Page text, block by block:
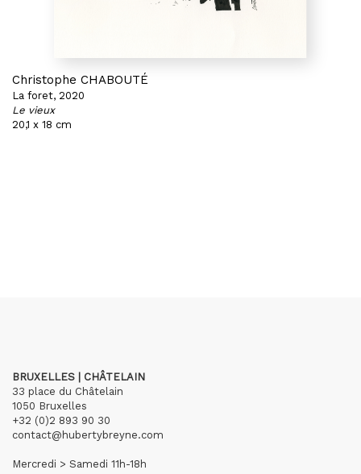
Christophe CHABOUTÉ
La foret, 2020
Le vieux
20,1 x 18 cm
BRUXELLES | CHÂTELAIN
33 place du Châtelain
1050 Bruxelles
+32 (0)2 893 90 30
contact@hubertybreyne.com
Mercredi > Samedi 11h-18h